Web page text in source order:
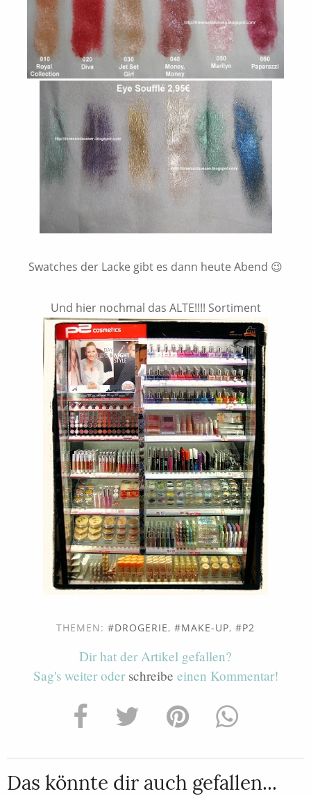
Swatches der Lacke gibt es dann heute Abend 😉
Und hier nochmal das ALTE!!!! Sortiment
THEMEN: DROGERIE, MAKE-UP, P2
Dir hat der Artikel gefallen?
Sag's weiter oder schreibe einen Kommentar!
Das könnte dir auch gefallen...